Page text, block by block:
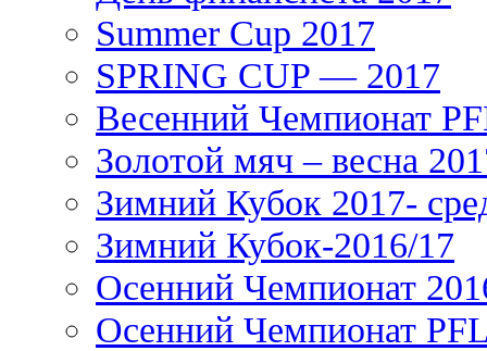
Summer Cup 2017
SPRING CUP — 2017
Весенний Чемпионат
Золотой мяч – весна
Зимний Кубок 2017-
Зимний Кубок-2016/17
Осенний Чемпионат
Осенний Чемпионат